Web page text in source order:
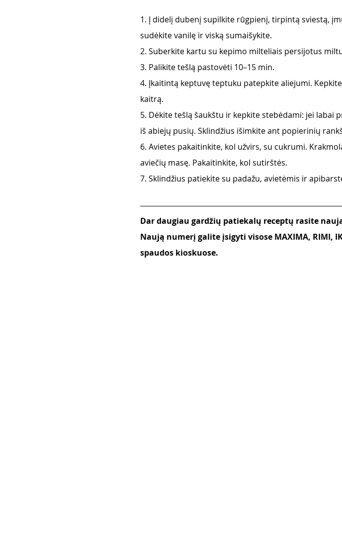
1. Į didelį dubenį supilkite rūgpienį, tirpintą sviestą,
sudėkite vanilę ir viską sumaišykite.
2. Suberkite kartu su kepimo milteliais persijotus
3. Palikite tešlą pastovėti 10–15 min.
4. Įkaitintą keptuvę teptuku patepkite aliejumi.
kaitrą.
5. Dėkite tešlą šaukštu ir kepkite stebėdami: jei labai
iš abiejų pusių. Sklindžius išimkite ant popierinių
6. Avietes pakaitinkite, kol užvirs, su cukrumi.
aviečių masę. Pakaitinkite, kol sutirštės.
7. Sklindžius patiekite su padažu, avietėmis ir
Dar daugiau gardžių patiekalų receptų rasite
Naują numerį galite įsigyti visose MAXIMA, RIMI,
spaudos kioskuose.